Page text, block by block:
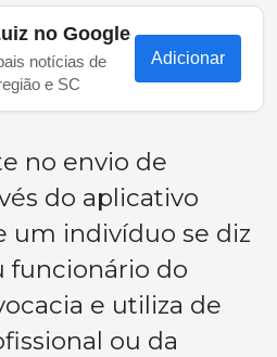
no Google
notícias de
e SC
Adicionar
no envio de
do aplicativo
um indivíduo se diz
funcionário do
e utiliza de
ou da